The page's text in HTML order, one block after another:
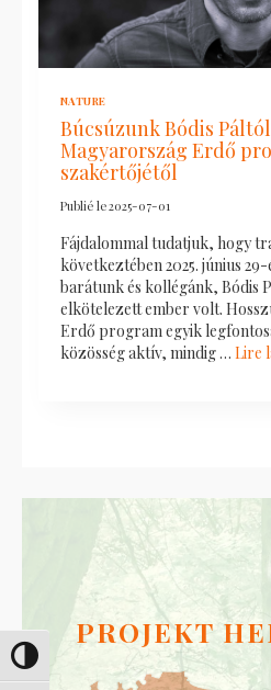
Passer en contraste élevé
NATURE
Búcsúzunk Bódis
Magyarország Erdő
szakértőjétől
Publié le2025-07-01
Fájdalommal tudatjuk, hogy
következtében 2025. június
barátunk és kollégánk, Bódis
elkötelezett ember volt.
Erdő program egyik
közösség aktív, mindig … Lire
PROJEKT